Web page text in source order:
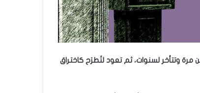
مرة وتتأخر لسنوات، ثم تعود لتُطرَح كاختراق